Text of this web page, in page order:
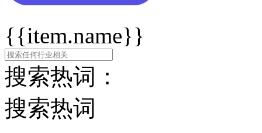
{{item.name}}
搜索热词：
搜索热词